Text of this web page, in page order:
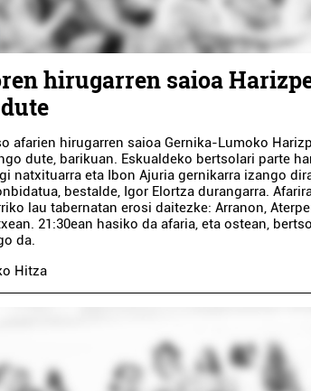
hirugarren saioa
afarien hirugarren saioa Gernika-Lumoko
dute, barikuan. Eskualdeko bertsolari parte
natxituarra eta Ibon Ajuria gernikarra izango
bestalde, Igor Elortza durangarra.
lau tabernatan erosi daitezke: Arranon,
21:30ean hasiko da afaria, eta ostean,
da.
Hitza